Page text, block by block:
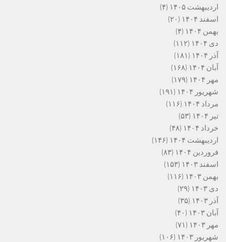
اردیبهشت ۱۴۰۵
(۴)
اسفند ۱۴۰۴
(۲۰)
بهمن ۱۴۰۴
(۴)
دی ۱۴۰۴
(۱۱۲)
آذر ۱۴۰۴
(۱۸۱)
آبان ۱۴۰۴
(۱۶۸)
مهر ۱۴۰۴
(۱۷۹)
شهریور ۱۴۰۴
(۱۹۱)
مرداد ۱۴۰۴
(۱۱۶)
تیر ۱۴۰۴
(۵۳)
خرداد ۱۴۰۴
(۴۸)
اردیبهشت ۱۴۰۴
(۱۴۶)
فروردین ۱۴۰۴
(۸۳)
اسفند ۱۴۰۳
(۱۵۳)
بهمن ۱۴۰۳
(۱۱۶)
دی ۱۴۰۳
(۲۹)
آذر ۱۴۰۳
(۳۵)
آبان ۱۴۰۳
(۴۰)
مهر ۱۴۰۳
(۷۱)
شهریور ۱۴۰۳
(۱۰۶)